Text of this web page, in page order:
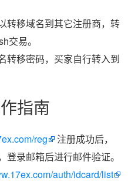
转移域名到其它注册商，转
交易。
转移密码，买家自行转入到
指南
reg
注册成功后，
录邮箱后进行邮件验证。
auth/idcard/list